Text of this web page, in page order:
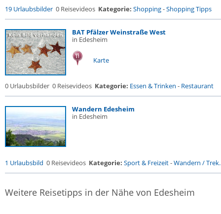
19 Urlaubsbilder 0 Reisevideos Kategorie: Shopping-Shopping Tipps
BAT Pfälzer Weinstraße West
in Edesheim
Karte
0 Urlaubsbilder 0 Reisevideos Kategorie: Essen & Trinken - Restaurant
Wandern Edesheim
in Edesheim
1 Urlaubsbild 0 Reisevideos Kategorie: Sport & Freizeit-Wandern /
Weitere Reisetipps in der Nähe von Edesheim